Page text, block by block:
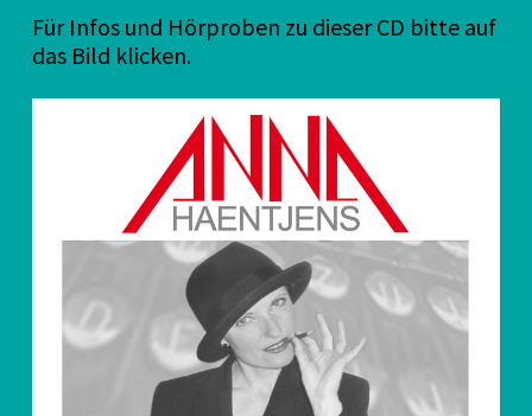
Für Infos und Hörproben zu dieser CD bitte auf
das Bild klicken.